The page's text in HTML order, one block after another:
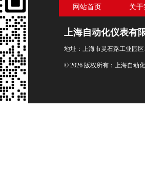
网站首页 关
上海自动化仪表有
地址：上海市灵石路工业园区
© 2026 版权所有：上海自动